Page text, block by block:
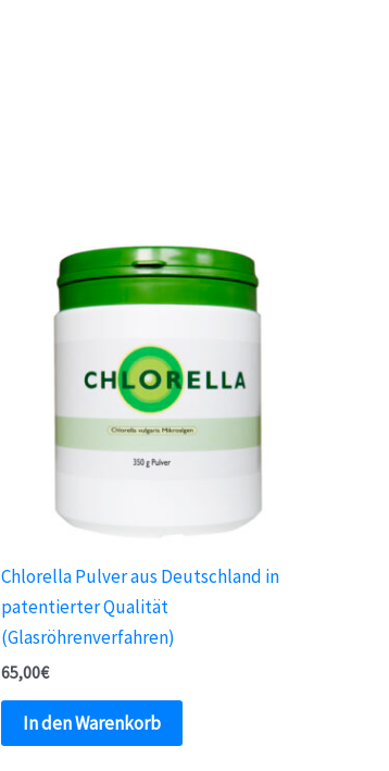
Chlorella Pulver aus Deutschland in
patentierter Qualität
(Glasröhrenverfahren)
65,00€
In den Warenkorb